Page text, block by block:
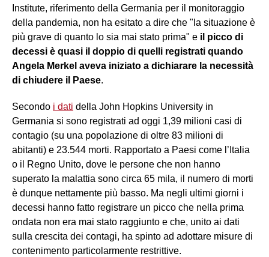
Institute, riferimento della Germania per il monitoraggio
della pandemia, non ha esitato a dire che "la situazione è
più grave di quanto lo sia mai stato prima" e il picco di
decessi è quasi il doppio di quelli registrati quando
Angela Merkel aveva iniziato a dichiarare la necessità
di chiudere il Paese.
Secondo i dati della John Hopkins University in
Germania si sono registrati ad oggi 1,39 milioni casi di
contagio (su una popolazione di oltre 83 milioni di
abitanti) e 23.544 morti. Rapportato a Paesi come l’Italia
o il Regno Unito, dove le persone che non hanno
superato la malattia sono circa 65 mila, il numero di morti
è dunque nettamente più basso. Ma negli ultimi giorni i
decessi hanno fatto registrare un picco che nella prima
ondata non era mai stato raggiunto e che, unito ai dati
sulla crescita dei contagi, ha spinto ad adottare misure di
contenimento particolarmente restrittive.